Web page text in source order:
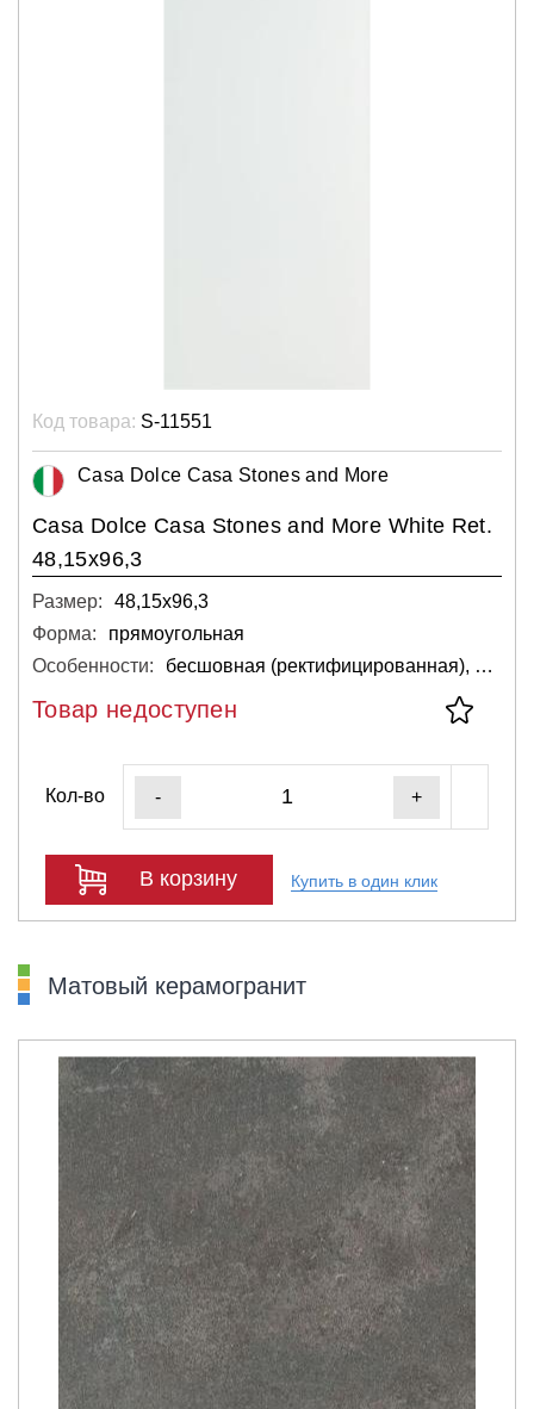
Код товара: S-11551
Casa Dolce Casa Stones and More
Casa Dolce Casa Stones and More White Ret.
48,15x96,3
Размер:
48,15х96,3
Форма:
прямоугольная
Особенности:
бесшовная (ректифицированная), для стен
Товар недоступен
Кол-во - +
В корзину Купить в один клик
Матовый керамогранит